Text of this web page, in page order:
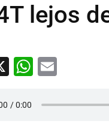
lejos
X WhatsApp